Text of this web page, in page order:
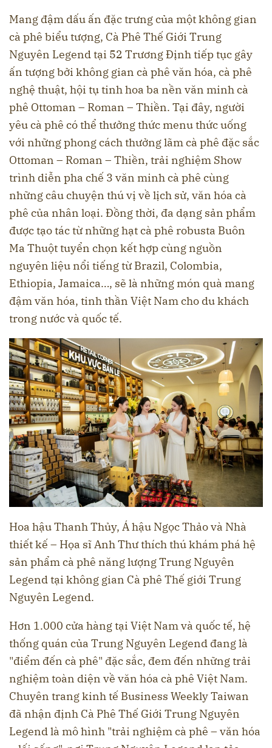
Mang đậm dấu ấn đặc trưng của một không gian
cà phê biểu tượng, Cà Phê Thế Giới Trung
Nguyên Legend tại 52 Trương Định tiếp tục gây
ấn tượng bởi không gian cà phê văn hóa, cà phê
nghệ thuật, hội tụ tinh hoa ba nền văn minh cà
phê Ottoman – Roman – Thiền. Tại đây, người
yêu cà phê có thể thưởng thức menu thức uống
với những phong cách thưởng lãm cà phê đặc sắc
Ottoman – Roman – Thiền, trải nghiệm Show
trình diễn pha chế 3 văn minh cà phê cùng
những câu chuyện thú vị về lịch sử, văn hóa cà
phê của nhân loại. Đồng thời, đa dạng sản phẩm
được tạo tác từ những hạt cà phê robusta Buôn
Ma Thuột tuyển chọn kết hợp cùng nguồn
nguyên liệu nổi tiếng từ Brazil, Colombia,
Ethiopia, Jamaica…, sẽ là những món quà mang
đậm văn hóa, tinh thần Việt Nam cho du khách
trong nước và quốc tế.
Hoa hậu Thanh Thủy, Á hậu Ngọc Thảo và Nhà
thiết kế – Họa sĩ Anh Thư thích thú khám phá hệ
sản phẩm cà phê năng lượng Trung Nguyên
Legend tại không gian Cà phê Thế giới Trung
Nguyên Legend.
Hơn 1.000 cửa hàng tại Việt Nam và quốc tế, hệ
thống quán của Trung Nguyên Legend đang là
"điểm đến cà phê" đặc sắc, đem đến những trải
nghiệm toàn diện về văn hóa cà phê Việt Nam.
Chuyên trang kinh tế Business Weekly Taiwan
đã nhận định Cà Phê Thế Giới Trung Nguyên
Legend là mô hình "trải nghiệm cà phê – văn hóa